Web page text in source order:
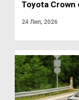
Toyota Crown
24 Лип, 2026